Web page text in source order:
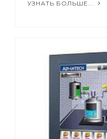
УЗНАТЬ БОЛЬШЕ...